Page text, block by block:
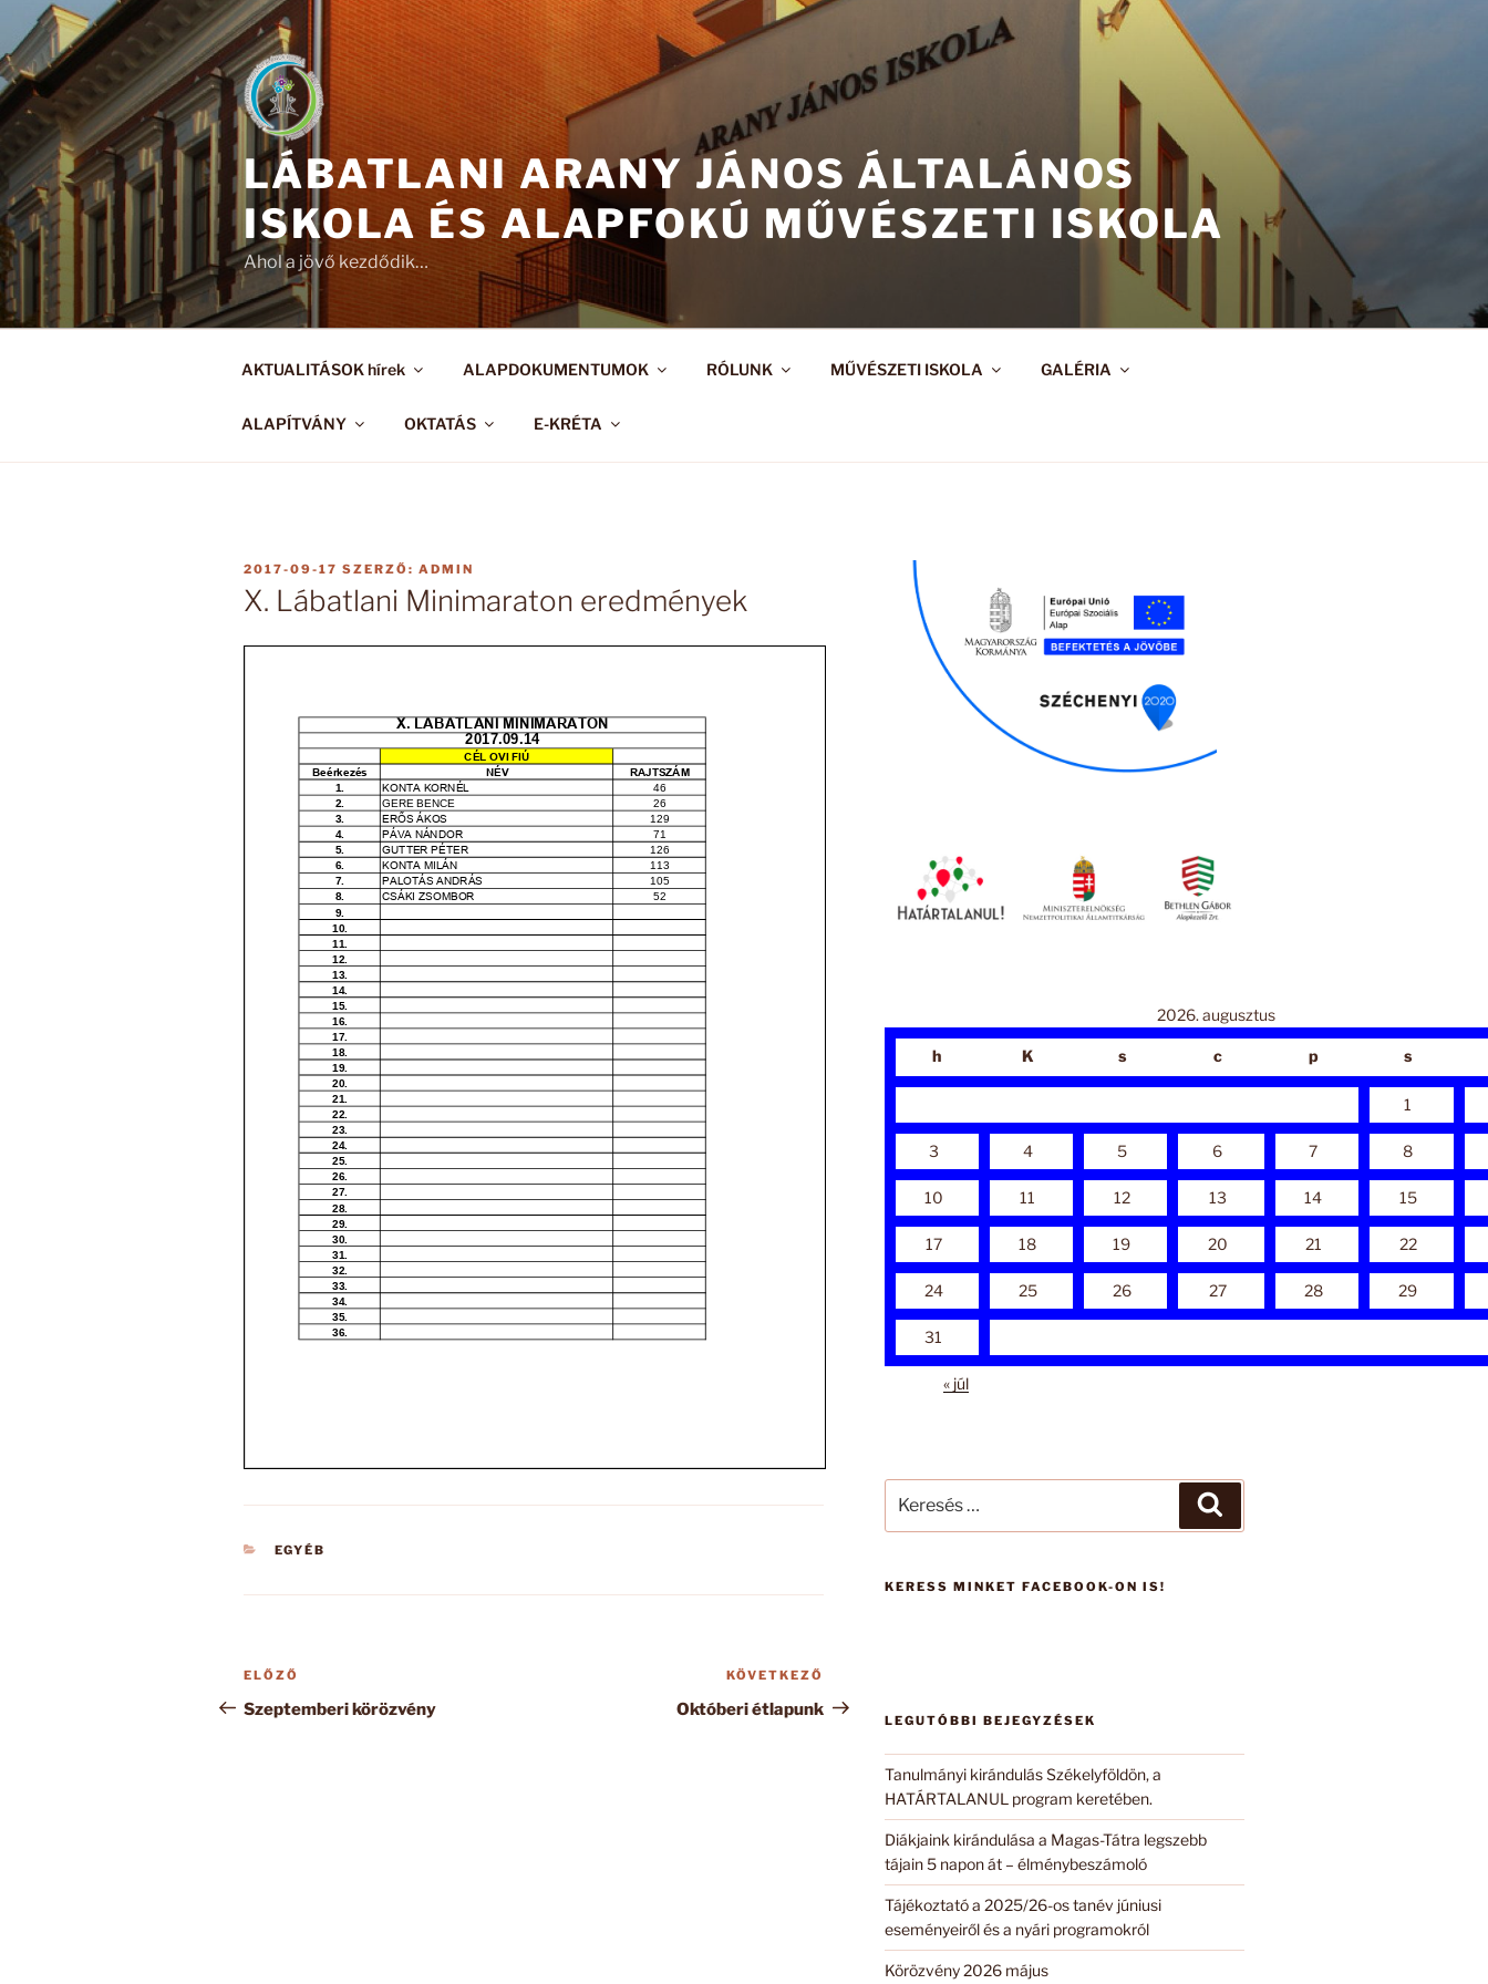
Tartalomhoz
LÁBATLANI ARANY JÁNOS ÁLTALÁNOS
ISKOLA ÉS ALAPFOKÚ MŰVÉSZETI ISKOLA
Ahol a jövő kezdődik…
AKTUALITÁSOK hírek ALAPDOKUMENTUMOK RÓLUNK MŰVÉSZETI ISKOLA GALÉRIA
ALAPÍTVÁNY OKTATÁS E-KRÉTA
BEKÜLDVE:
2017-09-17 SZERZŐ: ADMIN
X. Lábatlani Minimaraton eredmények
KATEGÓRIÁK
EGYÉB
Bejegyzés
navigáció
Korábbi
bejegyzés
ELŐZŐ
Szeptemberi körözvény
bejegyzés
KÖVETKEZŐ
Októberi étlapunk
2026. augusztus
h K s c p s
1
3 4 5 6 7 8
10 11 12 13 14 15
17 18 19 20 21 22
24 25 26 27 28 29
31
« júl
következő
KERESS MINKET FACEBOOK-ON IS!
LEGUTÓBBI BEJEGYZÉSEK
Tanulmányi kirándulás Székelyföldön, a
HATÁRTALANUL program keretében.
Diákjaink kirándulása a Magas-Tátra legszebb
tájain 5 napon át – élménybeszámoló
Tájékoztató a 2025/26-os tanév júniusi
eseményeiről és a nyári programokról
Körözvény 2026 május